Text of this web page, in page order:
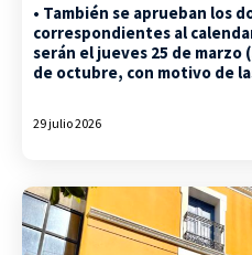
• También se aprueban los
correspondientes al
serán el jueves 25 de marzo
de octubre, con motivo de
29 julio 2026